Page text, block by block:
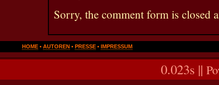
Sorry, the comment form is closed
HOME • AUTOREN • PRESSE • IMPRESSUM
0.023s ||